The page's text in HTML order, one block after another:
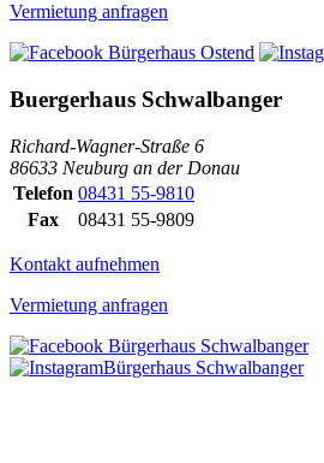
Vermietung anfragen
Buergerhaus Schwalbanger
Richard-Wagner-Straße 6
86633 Neuburg an der Donau
Telefon 08431 55-9810
Fax
08431 55-9809
Kontakt aufnehmen
Vermietung anfragen